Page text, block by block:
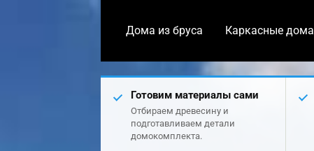
Дома из бруса Каркасные дома
Готовим материалы сами
Отбираем древесину и
подготавливаем детали
домокомплекта.